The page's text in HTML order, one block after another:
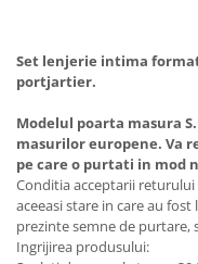
Set lenjerie intima
portjartier.
Modelul poarta masura
masurilor europene. Va
pe care o purtati in mod
Conditia acceptarii returului
aceeasi stare in care au
prezinte semne de purtare,
Ingrijirea produsului: